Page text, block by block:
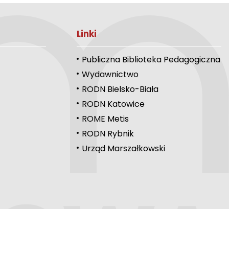
Linki
Publiczna Biblioteka Pedagogiczna
Wydawnictwo
RODN Bielsko-Biała
RODN Katowice
ROME Metis
RODN Rybnik
Urząd Marszałkowski